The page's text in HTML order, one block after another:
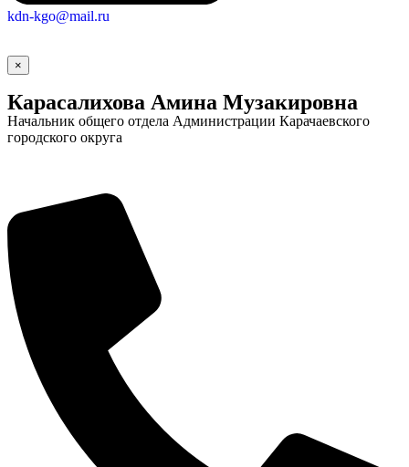
kdn-kgo@mail.ru
×
Карасалихова Амина Музакировна
Начальник общего отдела Администрации Карачаевского
городского округа